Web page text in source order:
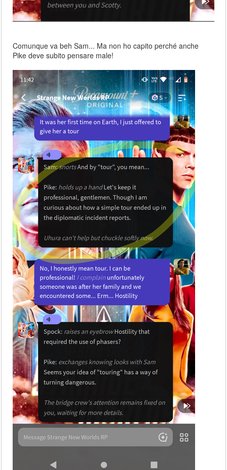
Comunque va beh Sam... Ma non ho capito perché anche
Pike deve subito pensare male!